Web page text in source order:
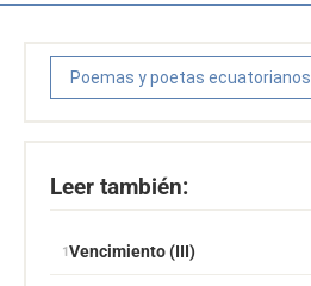
Poemas y poetas ecuatorianos
Leer también:
Vencimiento (III)